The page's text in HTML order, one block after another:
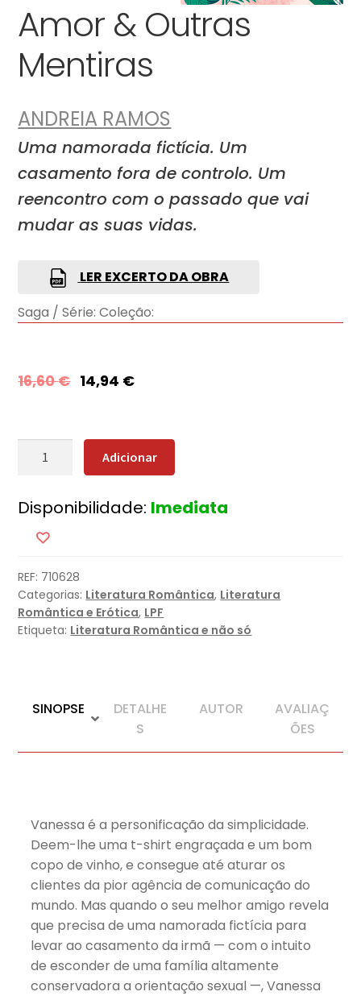
Amor & Outras
Mentiras
ANDREIA RAMOS
Uma namorada fictícia. Um
casamento fora de controlo. Um
reencontro com o passado que vai
mudar as suas vidas.
LER EXCERTO DA OBRA
Saga / Série: Coleção:
16,60€ 14,94 €
Quantidade
&
Outras
Mentiras
Adicionar
Disponibilidade: Imediata
REF: 710628
Categorias: Literatura Romântica, Literatura
Romântica e Erótica, LPF
Etiqueta: Literatura Romântica e não só
SINOPSE
DETALHE
S
AUTOR
AVALIAÇ
ÕES
Vanessa é a personificação da simplicidade.
Deem-lhe uma t-shirt engraçada e um bom
copo de vinho, e consegue até aturar os
clientes da pior agência de comunicação do
mundo. Mas quando o seu melhor amigo revela
que precisa de uma namorada fictícia para
levar ao casamento da irmã — com o intuito
de esconder de uma família altamente
conservadora a orientação sexual —, Vanessa